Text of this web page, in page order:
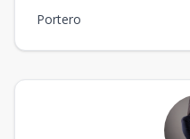
Portero